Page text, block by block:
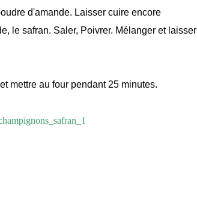
d'amande. Laisser cuire encore
le safran. Saler, Poivrer. Mélanger et laisser
mettre au four pendant 25 minutes.